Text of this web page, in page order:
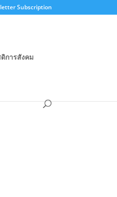
Subscription
การสังคม